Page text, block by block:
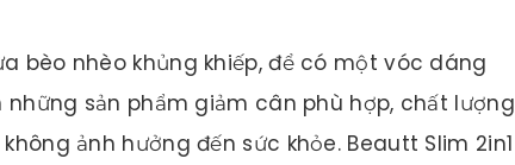
bèo nhèo khủng khiếp, để có một vóc dáng
sản phẩm giảm cân phù hợp, chất lượng
ảnh hưởng đến sức khỏe. Beautt Slim 2in1